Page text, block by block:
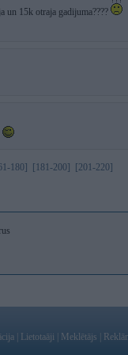
un 15k otraja gadijuma????
180] [181-200]
[201-220]
Lietotaāji Meklētājs